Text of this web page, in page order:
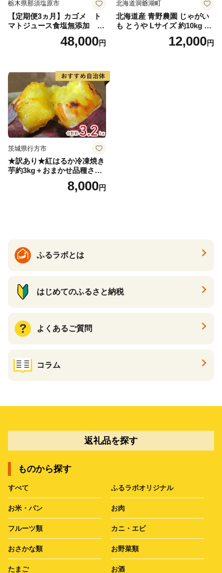
栃木県那須塩原市
【定期便3ヵ月】カゴメ ト
マトジュース食塩無添加 72
0ml PET×15本 1ケース 毎月
届く 3ヵ月 3回コース ns001-
48,000円
北海道洞爺湖町
北海道産 青野農園 じゃがい
も とうや Lサイズ 約10kg 20
26年10月初旬～12月下旬頃お
届け 先行予約 北海道 ジャガ
12,000円
茨城県行方市
★訳あり★紅はるか冷凍焼き
芋約3kg＋おまかせ品種さつ
まいも 合計約3.2kg｜さつ
まいも サツマイモ さつま芋
8,000円
ふるラボとは
はじめてのふるさと納税
よくあるご質問
コラム
返礼品を探す
ものから探す
すべて ふるラボオリジナル
お米・パン お肉
フルーツ類 カニ・エビ
おさかな類 お野菜類
たまご お酒